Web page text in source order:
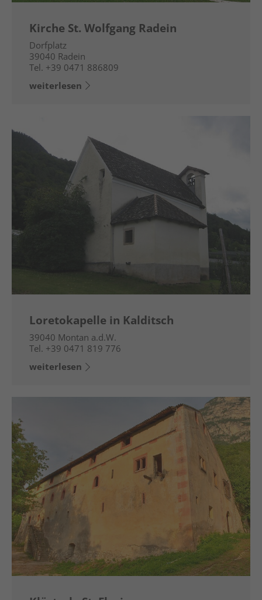
Kirche St. Wolfgang Radein
Dorfplatz
39040 Radein
Tel. +39 0471 886809
weiterlesen
Loretokapelle in Kalditsch
39040 Montan a.d.W.
Tel. +39 0471 819 776
weiterlesen